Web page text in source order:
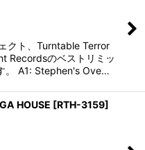
クト、Turntable Terror
Recordsのベストリミッ
。 A1: Stephen's Ove…
HOUSE [RTH-3159]